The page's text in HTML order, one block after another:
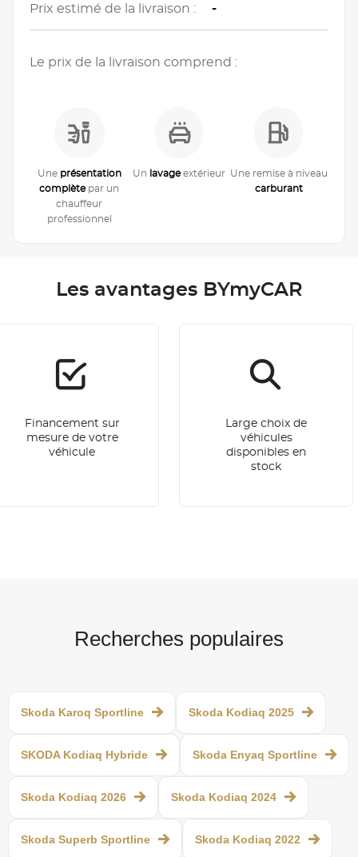
Prix estimé de la livraison : -
Le prix de la livraison comprend :
Une présentation
complètepar un
chauffeur
professionnel
Un lavageextérieur Une remise à niveau
carburant
Les avantages BYmyCAR
Financement sur
mesure de votre
véhicule
Large choix de
véhicules
disponibles en
stock
Recherches populaires
Skoda Karoq Sportline Skoda Kodiaq 2025
SKODA Kodiaq Hybride Skoda Enyaq Sportline
Skoda Kodiaq 2026 Skoda Kodiaq 2024
Skoda Superb Sportline Skoda Kodiaq 2022